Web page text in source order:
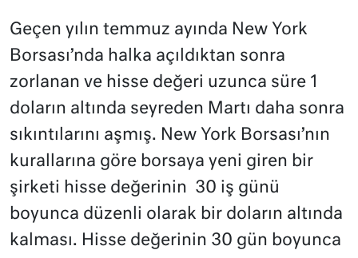
Geçen yılın temmuz ayında New York
Borsası’nda halka açıldıktan sonra
zorlanan ve hisse değeri uzunca süre 1
doların altında seyreden Martı daha sonra
sıkıntılarını aşmış. New York Borsası’nın
kurallarına göre borsaya yeni giren bir
şirketi hisse değerinin 30 iş günü
boyunca düzenli olarak bir doların altında
kalması. Hisse değerinin 30 gün boyunca